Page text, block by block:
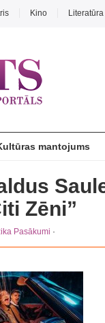
Kino Literatūra
mantojums
Zēni”
Pasākumi ·